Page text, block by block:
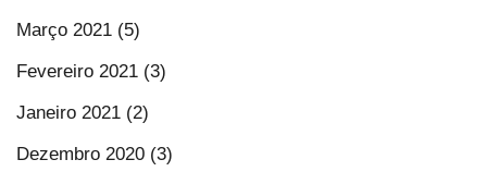
Março 2021 (5)
Fevereiro 2021 (3)
Janeiro 2021 (2)
Dezembro 2020 (3)